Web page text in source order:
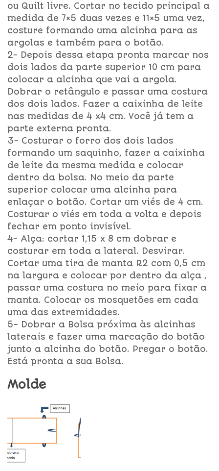
ou Quilt livre. Cortar no tecido principal a
medida de 7×5 duas vezes e 11×5 uma vez,
costure formando uma alcinha para as
argolas e também para o botão.
2- Depois dessa etapa pronta marcar nos
dois lados da parte superior 10 cm para
colocar a alcinha que vai a argola.
Dobrar o retângulo e passar uma costura
dos dois lados. Fazer a caixinha de leite
nas medidas de 4 x4 cm. Você já tem a
parte externa pronta.
3- Costurar o forro dos dois lados
formando um saquinho, fazer a caixinha
de leite da mesma medida e colocar
dentro da bolsa. No meio da parte
superior colocar uma alcinha para
enlaçar o botão. Cortar um viés de 4 cm.
Costurar o viés em toda a volta e depois
fechar em ponto invisível.
4- Alça: cortar 1,15 x 8 cm dobrar e
costurar em toda a lateral. Desvirar.
Cortar uma tira de manta R2 com 0,5 cm
na largura e colocar por dentro da alça ,
passar uma costura no meio para fixar a
manta. Colocar os mosquetões em cada
uma das extremidades.
5- Dobrar a Bolsa próxima às alcinhas
laterais e fazer uma marcação do botão
junto a alcinha do botão. Pregar o botão.
Está pronta a sua Bolsa.
Molde